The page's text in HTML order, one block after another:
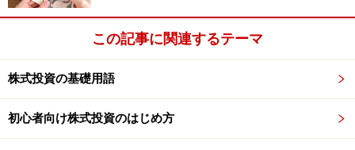
1注文に対して手数料がかかるプラン
新規で口座開設をした場合は、1注文に対して、手数料
がかかるプランに設定されています。(SBI証券の場合)株
この記事に関連するテーマ
株式投資の基礎用語
初心者向け株式投資のはじめ方